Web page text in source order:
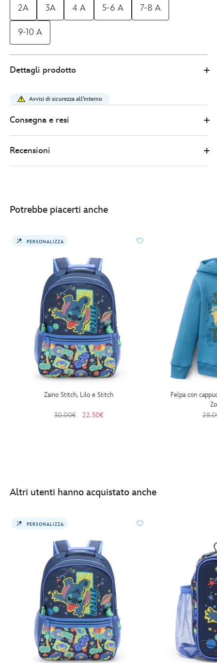
2A 3A 4 A 5-6 A 7-8 A
9-10 A
Store
16.50
bimbi-
stitch-
lilo-
2412050290383M.html
http://schema.org/InStock
Dettagli prodotto
Avvisi di sicurezza all'interno
Consegna e resi
Recensioni
Potrebbe piacerti anche
PERSONALIZZA
Zaino Stitch, Lilo e Stitch
30.00€ 22.50€
Felpa con
Altri utenti hanno acquistato anche
PERSONALIZZA